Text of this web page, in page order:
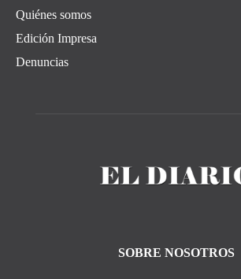
Quiénes somos
Edición Impresa
Denuncias
SOBRE NOSOTROS